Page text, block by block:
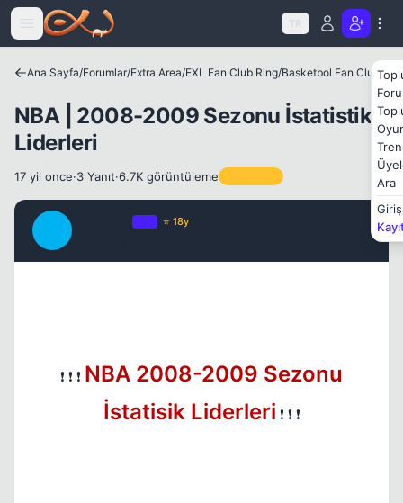
Icerige atla
TR
Ara
Giriş
Ana Sayfa/Forumlar/Extra Area/EXL Fan Club Ring/Basketbol Fan Club
NBA | 2008-2009 Sezonu İstatistik
Liderleri
17 yil once·3 Yanıt·6.7K görüntüleme
⭐ 18y
❗ ❗ ❗ NBA 2008-2009 Sezonu
İstatisik Liderleri ❗ ❗ ❗